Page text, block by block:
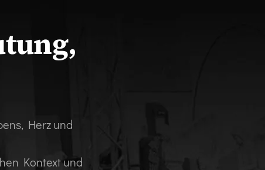
Herz und
Kontext und